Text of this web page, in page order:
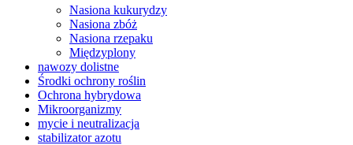
Nasiona kukurydzy
Nasiona zbóż
Nasiona rzepaku
Międzyplony
nawozy dolistne
Środki ochrony roślin
Ochrona hybrydowa
Mikroorganizmy
mycie i neutralizacja
stabilizator azotu